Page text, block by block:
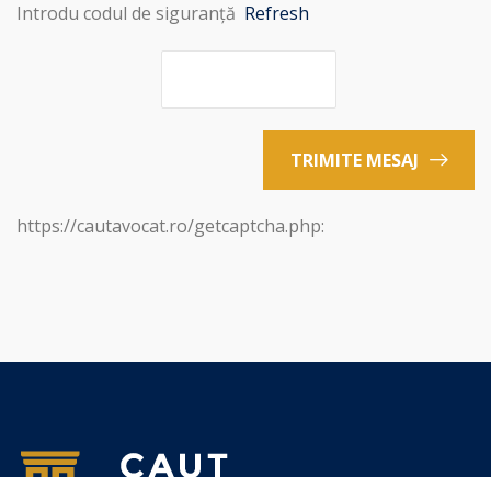
Introdu codul de siguranță Refresh
TRIMITE MESAJ
https://cautavocat.ro/getcaptcha.php: